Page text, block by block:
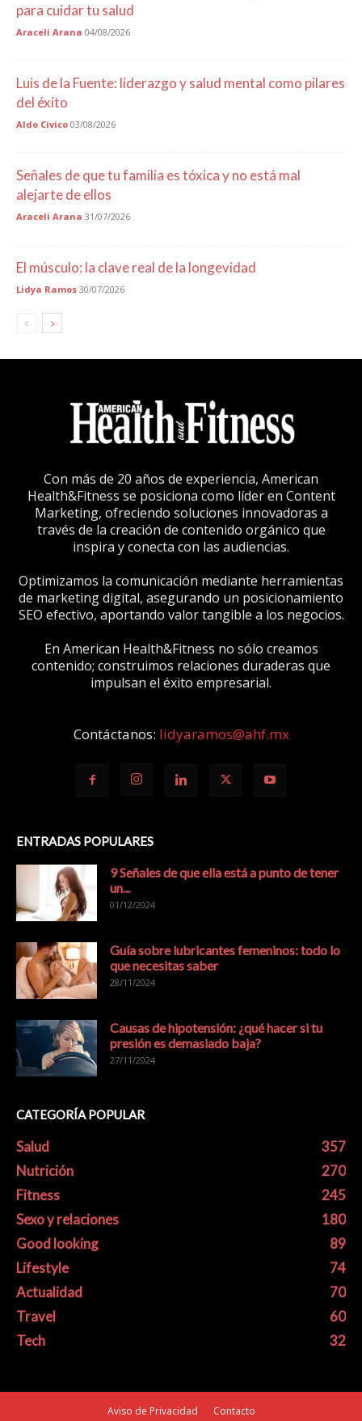
para cuidar tu salud
Araceli Arana 04/08/2026
Luis de la Fuente: liderazgo y salud mental como pilares
del éxito
Aldo Civico 03/08/2026
Señales de que tu familia es tóxica y no está mal
alejarte de ellos
Araceli Arana 31/07/2026
El músculo: la clave real de la longevidad
Lidya Ramos 30/07/2026
Con más de 20 años de experiencia, American
Health&Fitness se posiciona como líder en Content
Marketing, ofreciendo soluciones innovadoras a
través de la creación de contenido orgánico que
inspira y conecta con las audiencias.
Optimizamos la comunicación mediante herramientas
de marketing digital, asegurando un posicionamiento
SEO efectivo, aportando valor tangible a los negocios.
En American Health&Fitness no sólo creamos
contenido; construimos relaciones duraderas que
impulsan el éxito empresarial.
Contáctanos: lidyaramos@ahf.mx
ENTRADAS POPULARES
9 Señales de que ella está a punto de tener
un...
01/12/2024
Guía sobre lubricantes femeninos: todo lo
que necesitas saber
28/11/2024
Causas de hipotensión: ¿qué hacer si tu
presión es demasiado baja?
27/11/2024
CATEGORÍA POPULAR
Salud
357
Nutrición
270
Fitness
245
Sexo y relaciones
180
Good looking
89
Lifestyle
74
Actualidad
70
Travel
60
Tech
32
Aviso de Privacidad Contacto